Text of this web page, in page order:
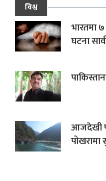
विश्व
भारतमा
घटना
आजदेखी